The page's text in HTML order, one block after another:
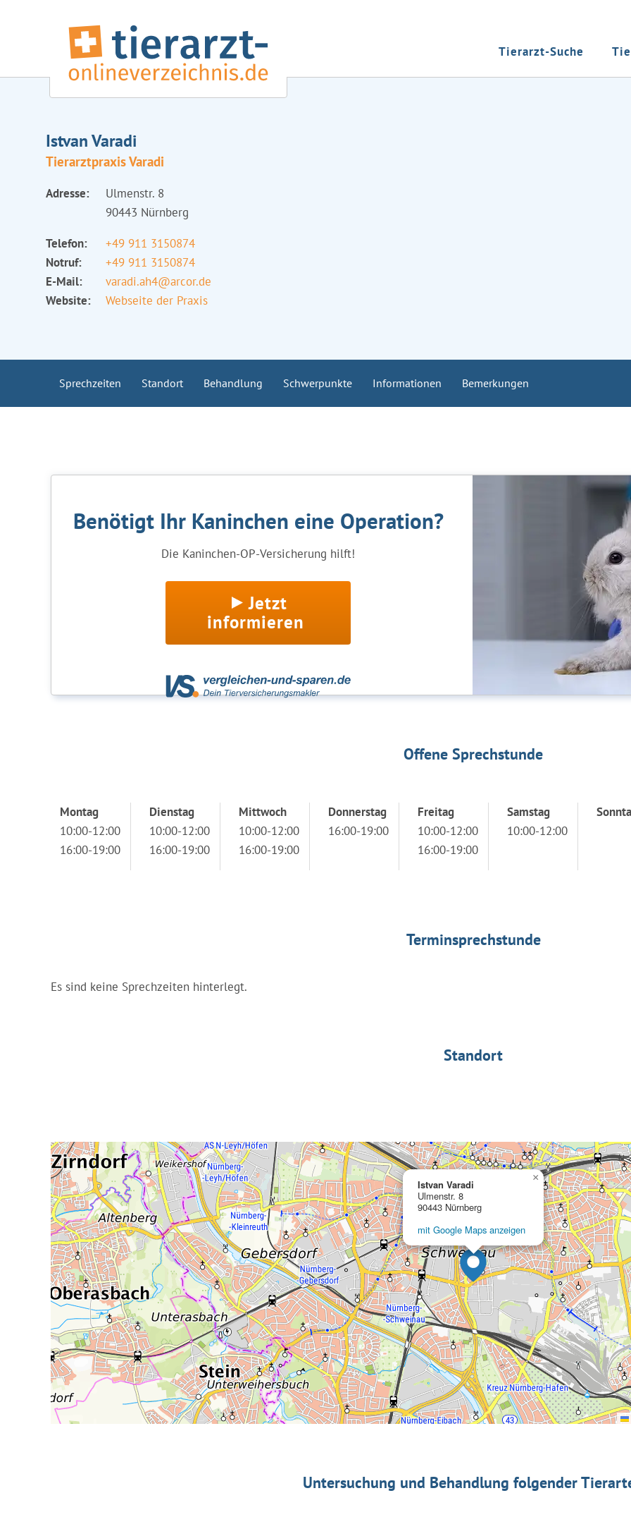
Tierarzt-Suche
Istvan Varadi
Tierarztpraxis Varadi
Adresse:
Ulmenstr. 8
90443 Nürnberg
Telefon:
+49 911 3150874
Notruf:
+49 911 3150874
E-Mail:
varadi.ah4@arcor.de
Website:
Webseite der Praxis
Sprechzeiten Standort Behandlung Schwerpunkte Informationen Bemerkungen
Benötigt Ihr Kaninchen eine Operation?
Die Kaninchen-OP-Versicherung hilft!
Jetzt
informieren
Offene Sprechstunde
Montag
10:00-12:00
16:00-19:00
Dienstag
10:00-12:00
16:00-19:00
Mittwoch
10:00-12:00
16:00-19:00
Donnerstag
16:00-19:00
Freitag
10:00-12:00
16:00-19:00
Samstag
10:00-12:00
Terminsprechstunde
Es sind keine Sprechzeiten hinterlegt.
Standort
Istvan Varadi
Ulmenstr. 8
90443 Nürnberg
mit Google Maps anzeigen
×
Untersuchung und Behandlung folgender